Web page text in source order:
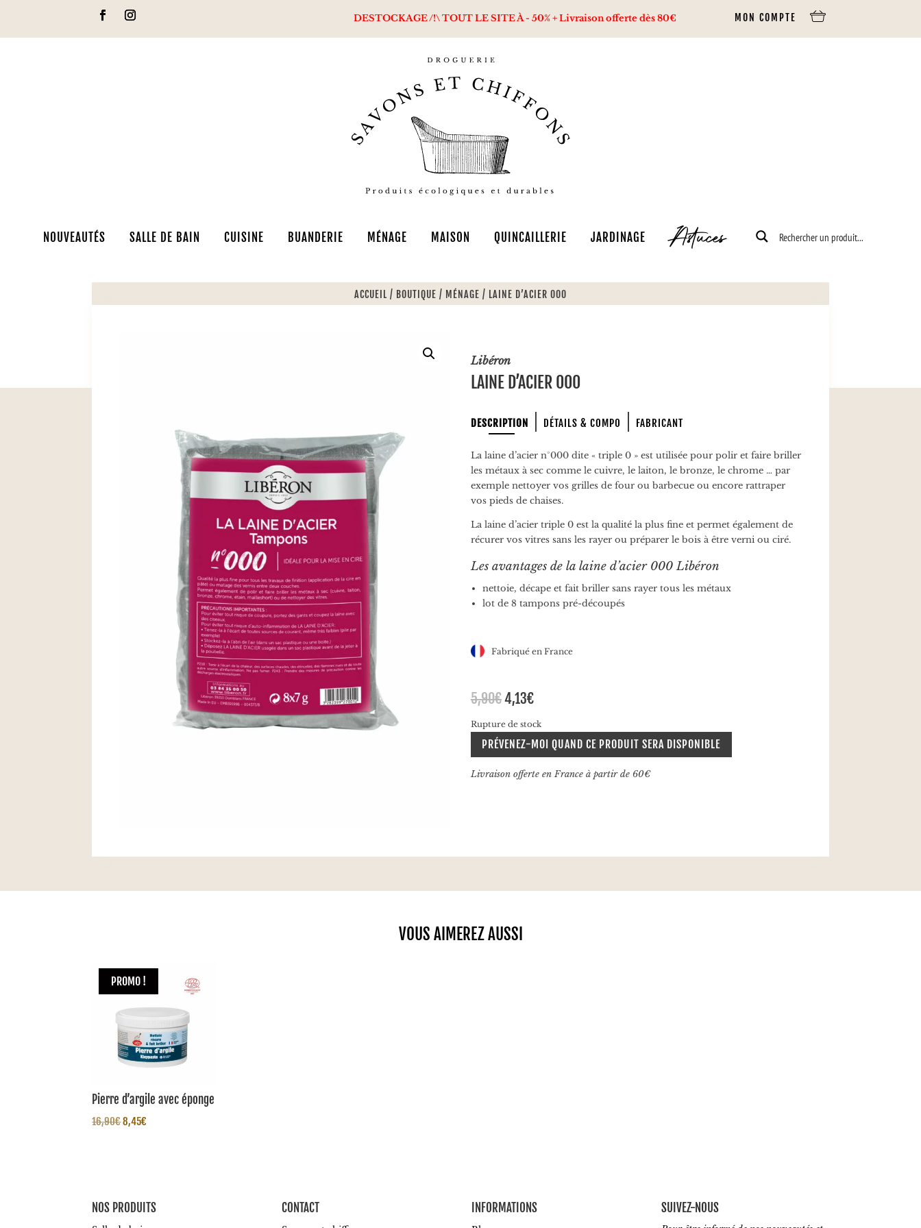
DESTOCKAGE /!\ TOUT LE SITE À - 50% + Livraison offerte dès 80€ d’achats via Mondial Relay, 100€ via Colissimo.
MON COMPTE
NOUVEAUTÉS SALLE DE BAIN CUISINE BUANDERIE MÉNAGE MAISON QUINCAILLERIE JARDINAGE Astuces
ACCUEIL / BOUTIQUE / MÉNAGE / LAINE D’ACIER 000
Libéron
LAINE D’ACIER 000
DESCRIPTION DÉTAILS & COMPO FABRICANT
La laine d’acier n°000 dite « triple 0 » est utilisée pour polir et faire briller
les métaux à sec comme le cuivre, le laiton, le bronze, le chrome … par
exemple nettoyer vos grilles de four ou barbecue ou encore rattraper
vos pieds de chaises.
La laine d’acier triple 0 est la qualité la plus fine et permet également de
récurer vos vitres sans les rayer ou préparer le bois à être verni ou ciré.
Les avantages de la laine d’acier 000 Libéron
nettoie, décape et fait briller sans rayer tous les métaux
lot de 8 tampons pré-découpés
Fabriqué en France
5,90€Le
initial
était :
5,90€.
4,13€Le
actuel
est :
4,13€.
Rupture de stock
PRÉVENEZ-MOI QUAND CE PRODUIT SERA DISPONIBLE
Livraison offerte en France à partir de 60€
VOUS AIMEREZ AUSSI
PROMO !
Pierre d’argile avec éponge
16,90€Le
8,45€
NOS PRODUITS CONTACT INFORMATIONS SUIVEZ-NOUS